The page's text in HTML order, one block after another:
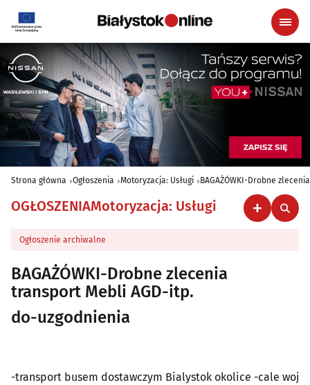
Strona główna Ogłoszenia Motoryzacja: Usługi BAGAŻÓWKI-Drobne
OGŁOSZENIAMotoryzacja: Usługi
Ogłoszenie archiwalne
BAGAŻÓWKI-Drobne zlecenia
transport Mebli AGD-itp.
do-uzgodnienia
-transport busem dostawczym Bialystok okolice -cale woj